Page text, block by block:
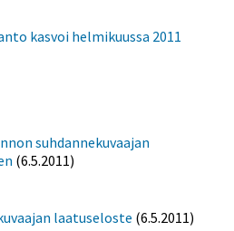
kasvoi helmikuussa 2011
suhdannekuvaajan
(6.5.2011)
laatuseloste (6.5.2011)